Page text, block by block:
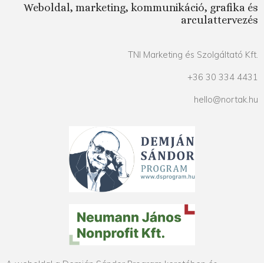
Weboldal, marketing, kommunikáció, grafika és
arculattervezés
TNI Marketing és Szolgáltató Kft.
+36 30 334 4431
hello@nortak.hu